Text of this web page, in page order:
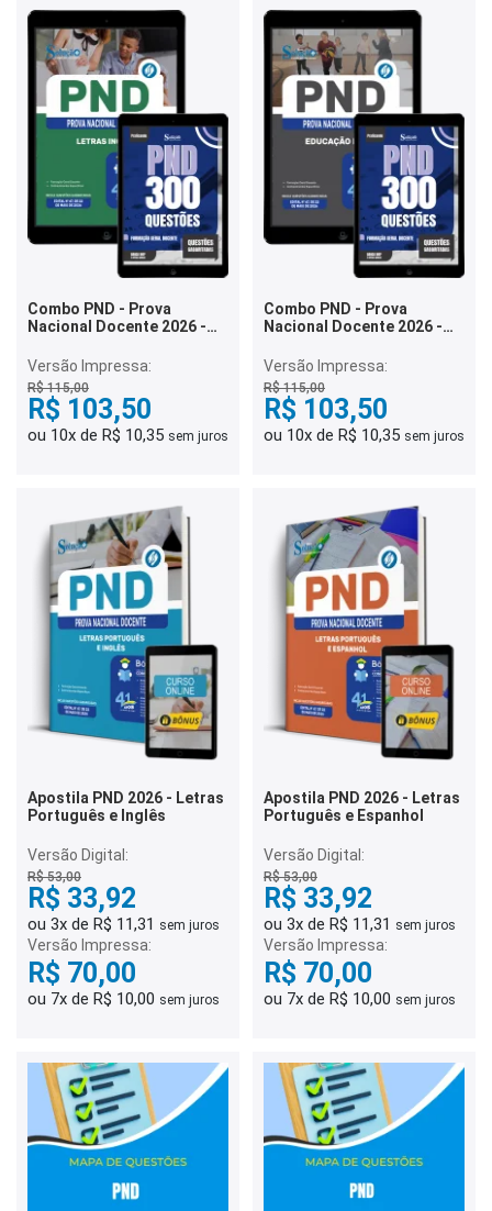
Combo PND - Prova
Nacional Docente 2026 -
Versão Impressa:
R$ 115,00
R$ 103,50
ou 10x de R$ 10,35 sem juros
Combo PND - Prova
Nacional Docente 2026 -
Versão Impressa:
R$ 115,00
R$ 103,50
ou 10x de R$ 10,35 sem juros
Apostila PND 2026 - Letras
Português e Inglês
Versão Digital:
R$ 53,00
R$ 33,92
ou 3x de R$ 11,31 sem juros
Versão Impressa:
R$ 70,00
ou 7x de R$ 10,00 sem juros
Apostila PND 2026 - Letras
Português e Espanhol
Versão Digital:
R$ 53,00
R$ 33,92
ou 3x de R$ 11,31 sem juros
Versão Impressa:
R$ 70,00
ou 7x de R$ 10,00 sem juros